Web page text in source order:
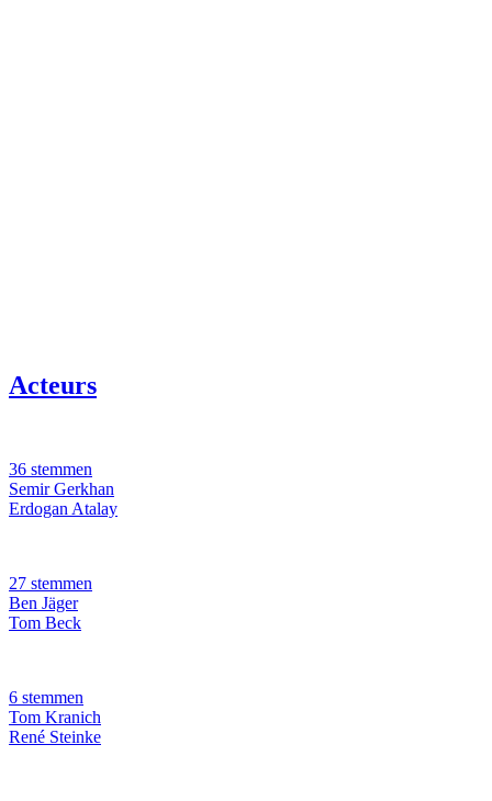
Acteurs
36 stemmen
Semir Gerkhan
Erdogan Atalay
27 stemmen
Ben Jäger
Tom Beck
6 stemmen
Tom Kranich
René Steinke